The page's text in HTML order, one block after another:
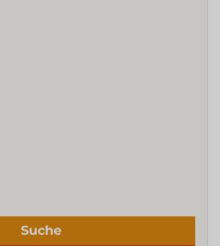
Suche